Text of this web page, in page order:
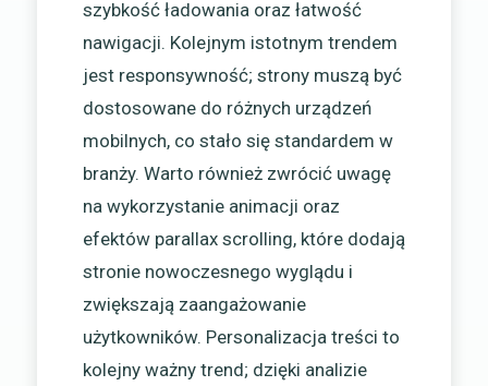
szybkość ładowania oraz łatwość
nawigacji. Kolejnym istotnym trendem
jest responsywność; strony muszą być
dostosowane do różnych urządzeń
mobilnych, co stało się standardem w
branży. Warto również zwrócić uwagę
na wykorzystanie animacji oraz
efektów parallax scrolling, które dodają
stronie nowoczesnego wyglądu i
zwiększają zaangażowanie
użytkowników. Personalizacja treści to
kolejny ważny trend; dzięki analizie